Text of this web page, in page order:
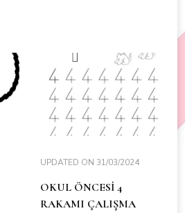
UPDATED ON 31/03/2024
OKUL ÖNCESİ 4
RAKAMI ÇALIŞMA